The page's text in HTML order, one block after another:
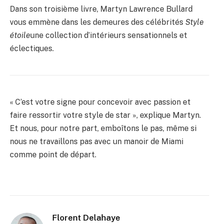
Dans son troisième livre, Martyn Lawrence Bullard
vous emmène dans les demeures des célébrités Style
étoileune collection d’intérieurs sensationnels et
éclectiques.
« C’est votre signe pour concevoir avec passion et
faire ressortir votre style de star », explique Martyn.
Et nous, pour notre part, emboîtons le pas, même si
nous ne travaillons pas avec un manoir de Miami
comme point de départ.
Florent Delahaye